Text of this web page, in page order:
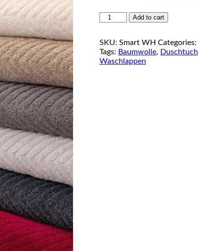
Waschhandschuh
Ross
quantity
Add to cart
SKU: Smart WH Categories:
Tags: Baumwolle, Duschtuch
Waschlappen